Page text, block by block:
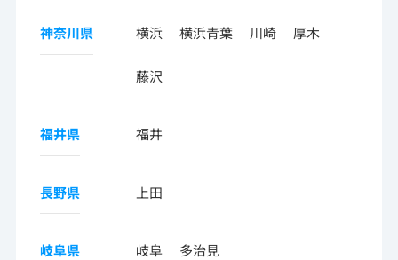
神奈川県 横浜 横浜青葉 川崎 厚木
藤沢
福井県 福井
長野県 上田
岐阜県 岐阜 多治見